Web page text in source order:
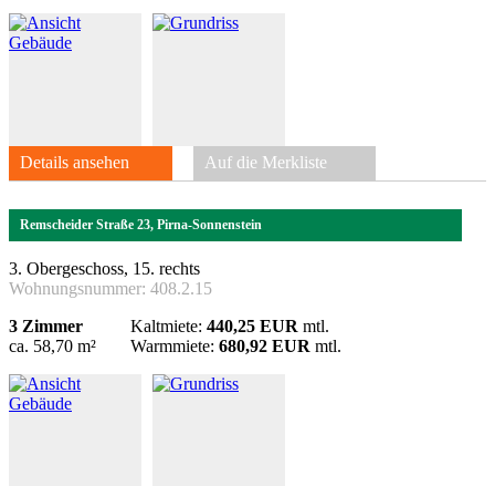
Details ansehen Auf die Merkliste
Remscheider Straße 23, Pirna-Sonnenstein
3. Obergeschoss, 15. rechts
Wohnungsnummer: 408.2.15
3 Zimmer
ca. 58,70 m²
Kaltmiete: 440,25 EUR mtl.
Warmmiete: 680,92 EUR mtl.